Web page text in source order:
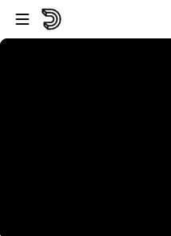
Passer au player
Passer au contenu principal